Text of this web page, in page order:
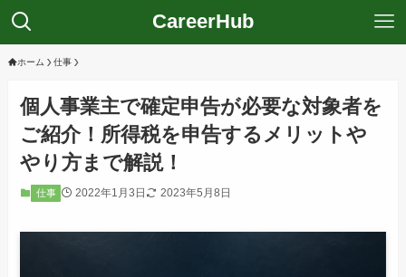
CareerHub
ホーム 仕事
個人事業主で確定申告が必要な対象者を
ご紹介！所得税を申告するメリットや
やり方まで解説！
仕事 2022年1月3日 2023年5月8日